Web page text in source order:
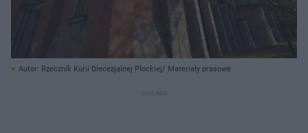
Autor: Rzecznik Kurii Diecezjalnej Płockiej/ Materiały prasowe